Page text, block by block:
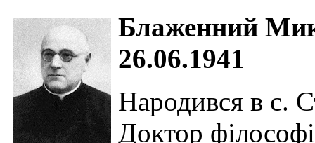
Блаженний
26.06.1941
Народився в с.
Доктор